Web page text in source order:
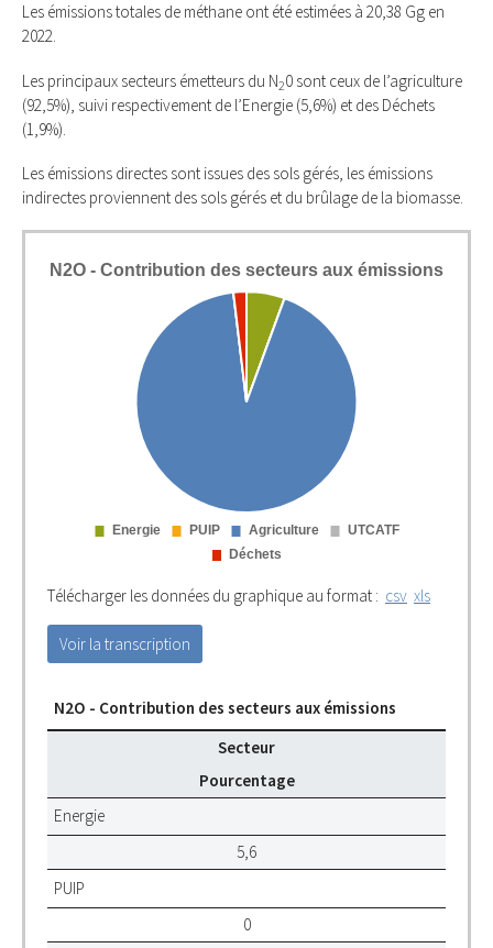
Les émissions totales de méthane ont été estimées à 20,38 Gg en
2022.
Les principaux secteurs émetteurs du N20 sont ceux de l’agriculture
(92,5%), suivi respectivement de l’Energie (5,6%) et des Déchets
(1,9%).
Les émissions directes sont issues des sols gérés, les émissions
indirectes proviennent des sols gérés et du brûlage de la biomasse.
N2O - Contribution des secteurs aux émissions
Télécharger les données du graphique au format : csv xls
Voir la transcription
N2O - Contribution des secteurs aux émissions
Secteur
Pourcentage
Energie
5,6
PUIP
0